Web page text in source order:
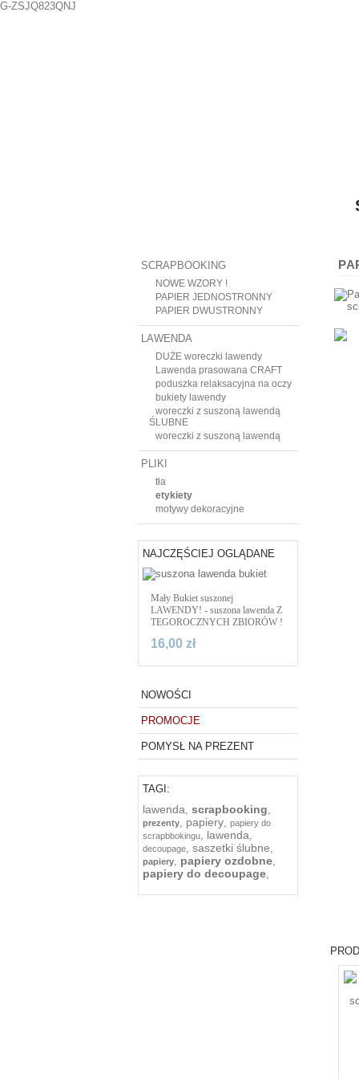
G-ZSJQ823QNJ
SCRAPBOOKING
NOWE WZORY !
PAPIER JEDNOSTRONNY
PAPIER DWUSTRONNY
LAWENDA
DUŻE woreczki lawendy
Lawenda prasowana CRAFT
poduszka relaksacyjna na oczy
bukiety lawendy
woreczki z suszoną lawendą
ŚLUBNE
woreczki z suszoną lawendą
PLIKI
tła
etykiety
motywy dekoracyjne
NAJCZĘŚCIEJ OGLĄDANE
Mały Bukiet suszonej
LAWENDY! - suszona lawenda Z
TEGOROCZNYCH ZBIORÓW !
16,00 zł
NOWOŚCI
PROMOCJE
POMYSŁ NA PREZENT
TAGI:
lawenda, scrapbooking,
prezenty, papiery, papiery do
scrapbbokingu, lawenda,
decoupage, saszetki ślubne,
papiery, papiery ozdobne,
papiery do decoupage,